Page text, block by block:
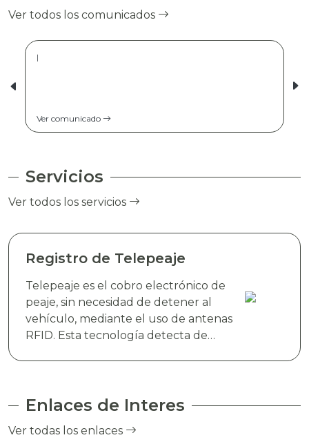
Ver todos los comunicados
|
Ver comunicado
Servicios
Ver todos los servicios
Registro de Telepeaje
Telepeaje es el cobro electrónico de
peaje, sin necesidad de detener al
vehículo, mediante el uso de antenas
RFID. Esta tecnología detecta de
el cobro de peaje a través del debito
usuario.
Enlaces de Interes
Ver todas los enlaces